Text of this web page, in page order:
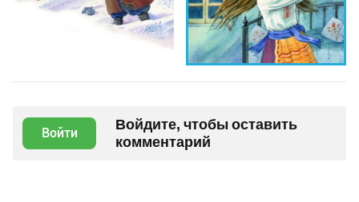
Войти
Войдите, чтобы оставить
комментарий